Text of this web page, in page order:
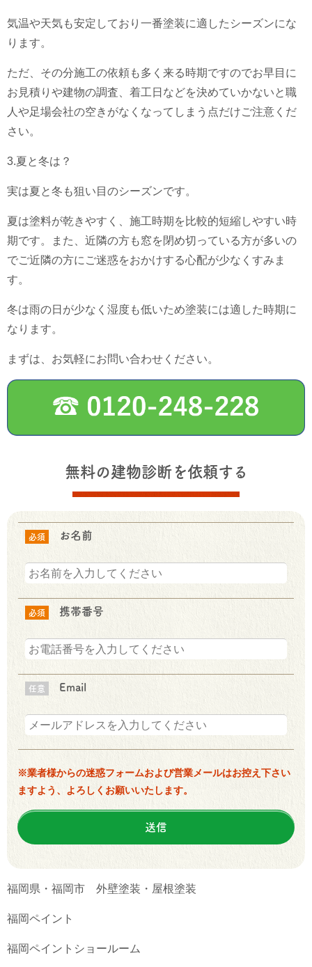
気温や天気も安定しており一番塗装に適したシーズンにな
ります。
ただ、その分施工の依頼も多く来る時期ですのでお早目に
お見積りや建物の調査、着工日などを決めていかないと職
人や足場会社の空きがなくなってしまう点だけご注意くだ
さい。
3.夏と冬は？
実は夏と冬も狙い目のシーズンです。
夏は塗料が乾きやすく、施工時期を比較的短縮しやすい時
期です。また、近隣の方も窓を閉め切っている方が多いの
でご近隣の方にご迷惑をおかけする心配が少なくすみま
す。
冬は雨の日が少なく湿度も低いため塗装には適した時期に
なります。
まずは、お気軽にお問い合わせください。
無料の建物診断を依頼する
必須 お名前
必須 携帯番号
任意 Email
※業者様からの迷惑フォームおよび営業メールはお控え下さい
ますよう、よろしくお願いいたします。
福岡県・福岡市 外壁塗装・屋根塗装
福岡ペイント
福岡ペイントショールーム